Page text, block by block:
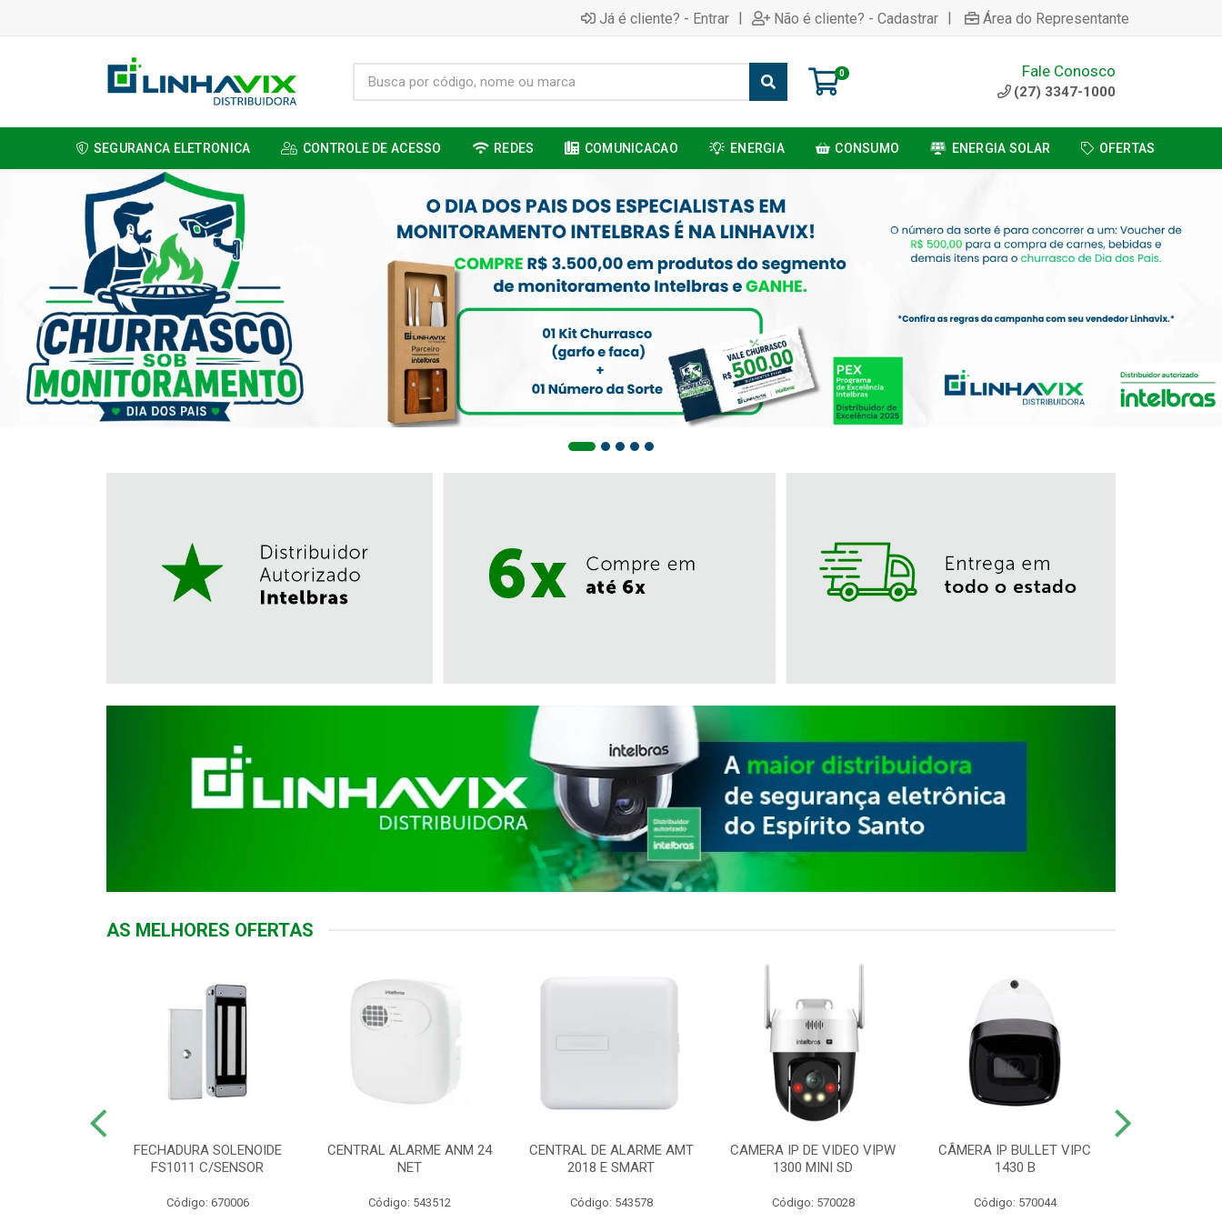
Já é cliente? - Entrar | Não é cliente? - Cadastrar | Área do Representante
0 Fale Conosco
(27) 3347-1000
SEGURANCA ELETRONICA CONTROLE DE ACESSO REDES COMUNICACAO ENERGIA CONSUMO ENERGIA SOLAR OFERTAS
AS MELHORES OFERTAS
FECHADURA SOLENOIDE
FS1011 C/SENSOR
Código: 670006
CENTRAL ALARME ANM 24
NET
Código: 543512
CENTRAL DE ALARME AMT
2018 E SMART
Código: 543578
CAMERA IP DE VIDEO VIPW
1300 MINI SD
Código: 570028
CÂMERA IP BULLET VIPC
1430 B
Código: 570044